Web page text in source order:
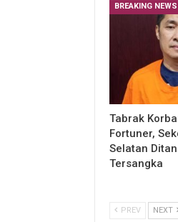
BREAKING NEWS
Tabrak
Fortuner,
Selatan
Tersangka
PREV NEXT